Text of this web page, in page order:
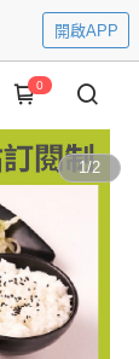
開啟APP
0
1/2